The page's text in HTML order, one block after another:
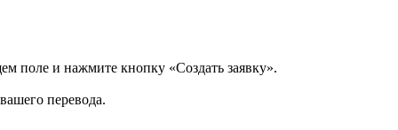
поле и нажмите кнопку «Создать заявку».
перевода.